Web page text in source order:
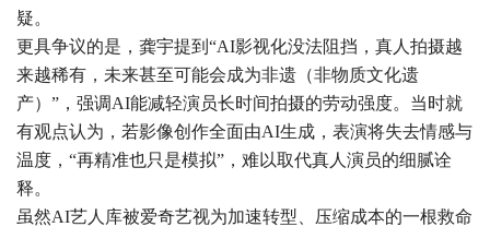
疑。
更具争议的是，龚宇提到“AI影视化没法阻挡，真人拍摄越
来越稀有，未来甚至可能会成为非遗（非物质文化遗
产）”，强调AI能减轻演员长时间拍摄的劳动强度。当时就
有观点认为，若影像创作全面由AI生成，表演将失去情感与
温度，“再精准也只是模拟”，难以取代真人演员的细腻诠
释。
虽然AI艺人库被爱奇艺视为加速转型、压缩成本的一根救命